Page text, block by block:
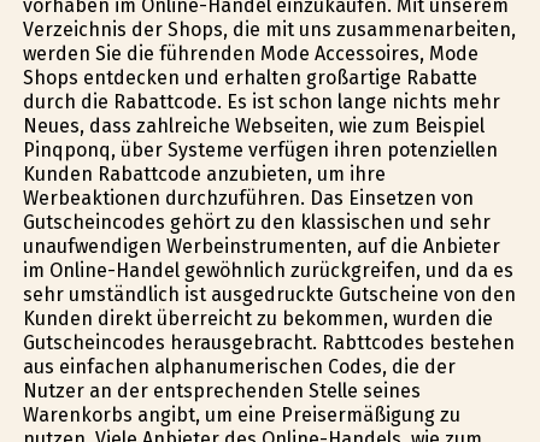
vorhaben im Online-Handel einzukaufen. Mit unserem
Verzeichnis der Shops, die mit uns zusammenarbeiten,
werden Sie die führenden Mode Accessoires, Mode
Shops entdecken und erhalten großartige Rabatte
durch die Rabattcode. Es ist schon lange nichts mehr
Neues, dass zahlreiche Webseiten, wie zum Beispiel
Pinqponq, über Systeme verfügen ihren potenziellen
Kunden Rabattcode anzubieten, um ihre
Werbeaktionen durchzuführen. Das Einsetzen von
Gutscheincodes gehört zu den klassischen und sehr
unaufwendigen Werbeinstrumenten, auf die Anbieter
im Online-Handel gewöhnlich zurückgreifen, und da es
sehr umständlich ist ausgedruckte Gutscheine von den
Kunden direkt überreicht zu bekommen, wurden die
Gutscheincodes herausgebracht. Rabttcodes bestehen
aus einfachen alphanumerischen Codes, die der
Nutzer an der entsprechenden Stelle seines
Warenkorbs angibt, um eine Preisermäßigung zu